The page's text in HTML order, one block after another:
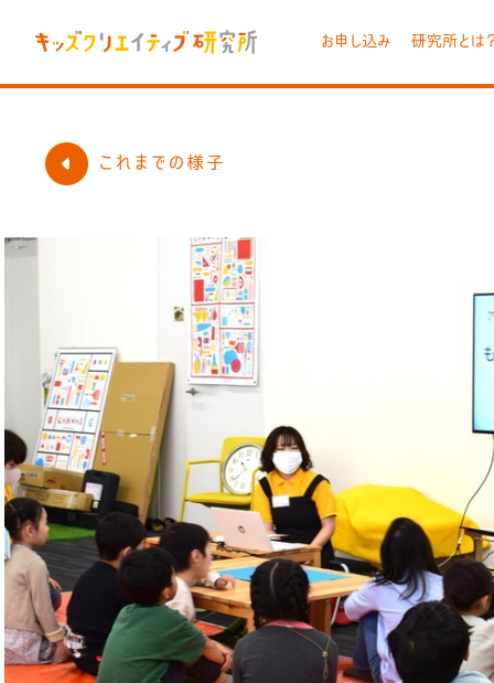
お申し込み 研究所とは
これまでの様子